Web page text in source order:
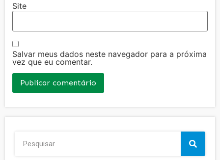
Site
Salvar meus dados neste navegador para a próxima
vez que eu comentar.